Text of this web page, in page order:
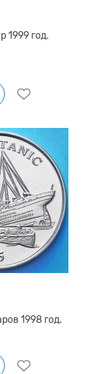
1999 год.
1998 год.